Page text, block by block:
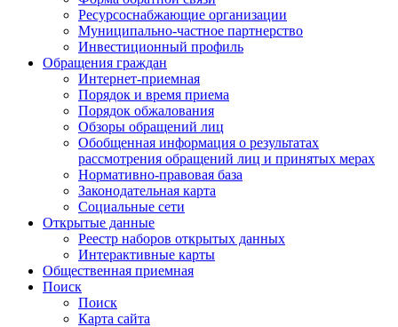
Ресурсоснабжающие организации
Муниципально-частное партнерство
Инвестиционный профиль
Обращения граждан
Интернет-приемная
Порядок и время приема
Порядок обжалования
Обзоры обращений лиц
Обобщенная информация о результатах
рассмотрения обращений лиц и принятых мерах
Нормативно-правовая база
Законодательная карта
Социальные сети
Открытые данные
Реестр наборов открытых данных
Интерактивные карты
Общественная приемная
Поиск
Поиск
Карта сайта